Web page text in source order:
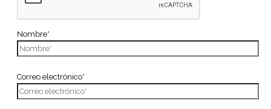
Nombre*
Correo electrónico*